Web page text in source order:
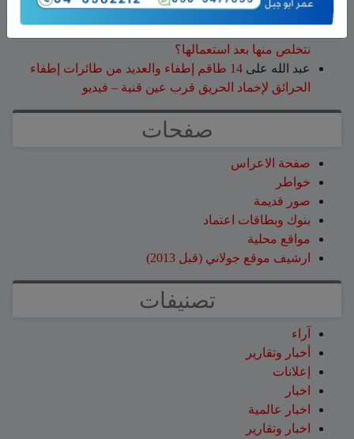
نتخلص منها بعد استعمالها؟
نتخلص منها بعد استعمالها؟
عبد الله على
14 طاقم إطفاء والعديد من طائرات إطفاء
الحرائق لإخماد الحريق قرب عين قنية – فيديو
صفحات
صفحة الاعراس
خواطر
صور قديمة
بنوك وبطاقات اعتماد
مواقع محلية
ارشيف موقع جولاني (قبل 2013)
تصنيفات
آراء
أخبار وتقارير
إعلانات
اخبار
اخبار عالمية
اخبار وتقارير